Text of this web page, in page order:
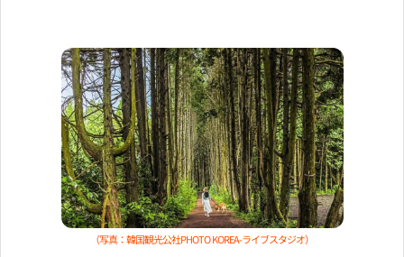
（写真：韓国観光公社PHOTO KOREA-ライブスタジオ）